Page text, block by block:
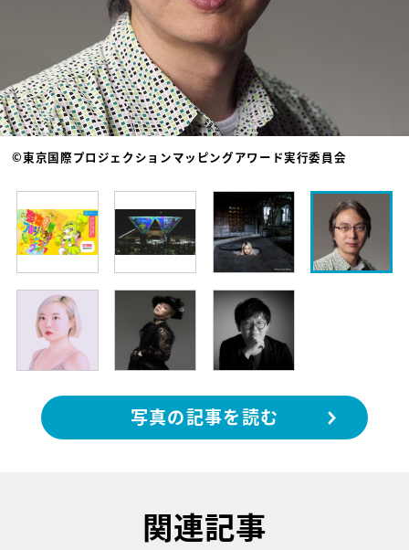
©東京国際プロジェクションマッピングアワード実行委員会
写真の記事を読む
関連記事